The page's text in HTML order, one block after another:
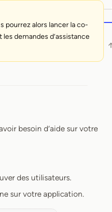
pourrez alors lancer la co-
demandes d’assistance
besoin d’aide sur votre
des utilisateurs.
sur votre application.